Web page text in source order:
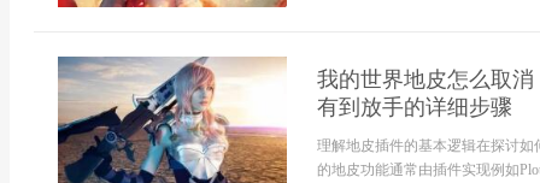
我的世界地皮怎么取
有到放手的详细步骤
理解地皮插件的基本逻辑在探讨
的地皮功能通常由插件实现例如